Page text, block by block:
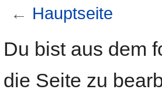
← Hauptseite
Navigation
Suche
Du bist aus dem
die Seite zu